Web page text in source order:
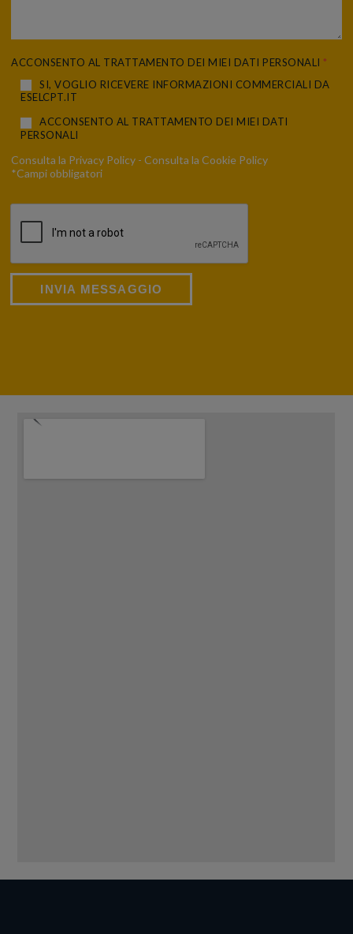
ACCONSENTO AL TRATTAMENTO DEI MIEI DATI PERSONALI *
SI, VOGLIO RICEVERE INFORMAZIONI COMMERCIALI DA
ESELCPT.IT
ACCONSENTO AL TRATTAMENTO DEI MIEI DATI
PERSONALI
Consulta la Privacy Policy - Consulta laCookie Policy
*Campi obbligatori
INVIA MESSAGGIO